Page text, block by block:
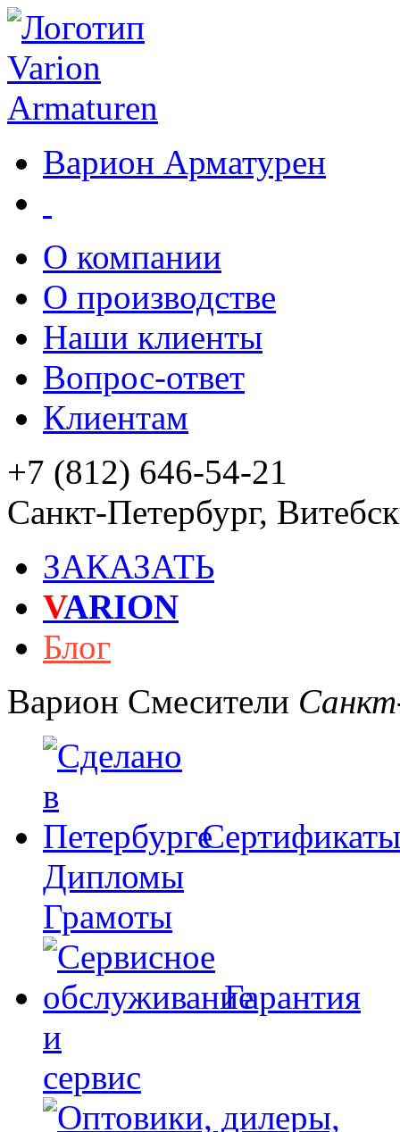
Варион Арматурен
О компании
О производстве
Наши клиенты
Вопрос-ответ
Клиентам
+7 (812) 646-54-21
Санкт-Петербург,
ЗАКАЗАТЬ
VARION
Блог
Варион Смесители
Сертификаты
Дипломы
Грамоты
Гарантия
и
сервис